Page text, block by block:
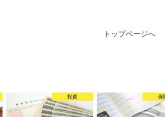
トップページへ
投資 保